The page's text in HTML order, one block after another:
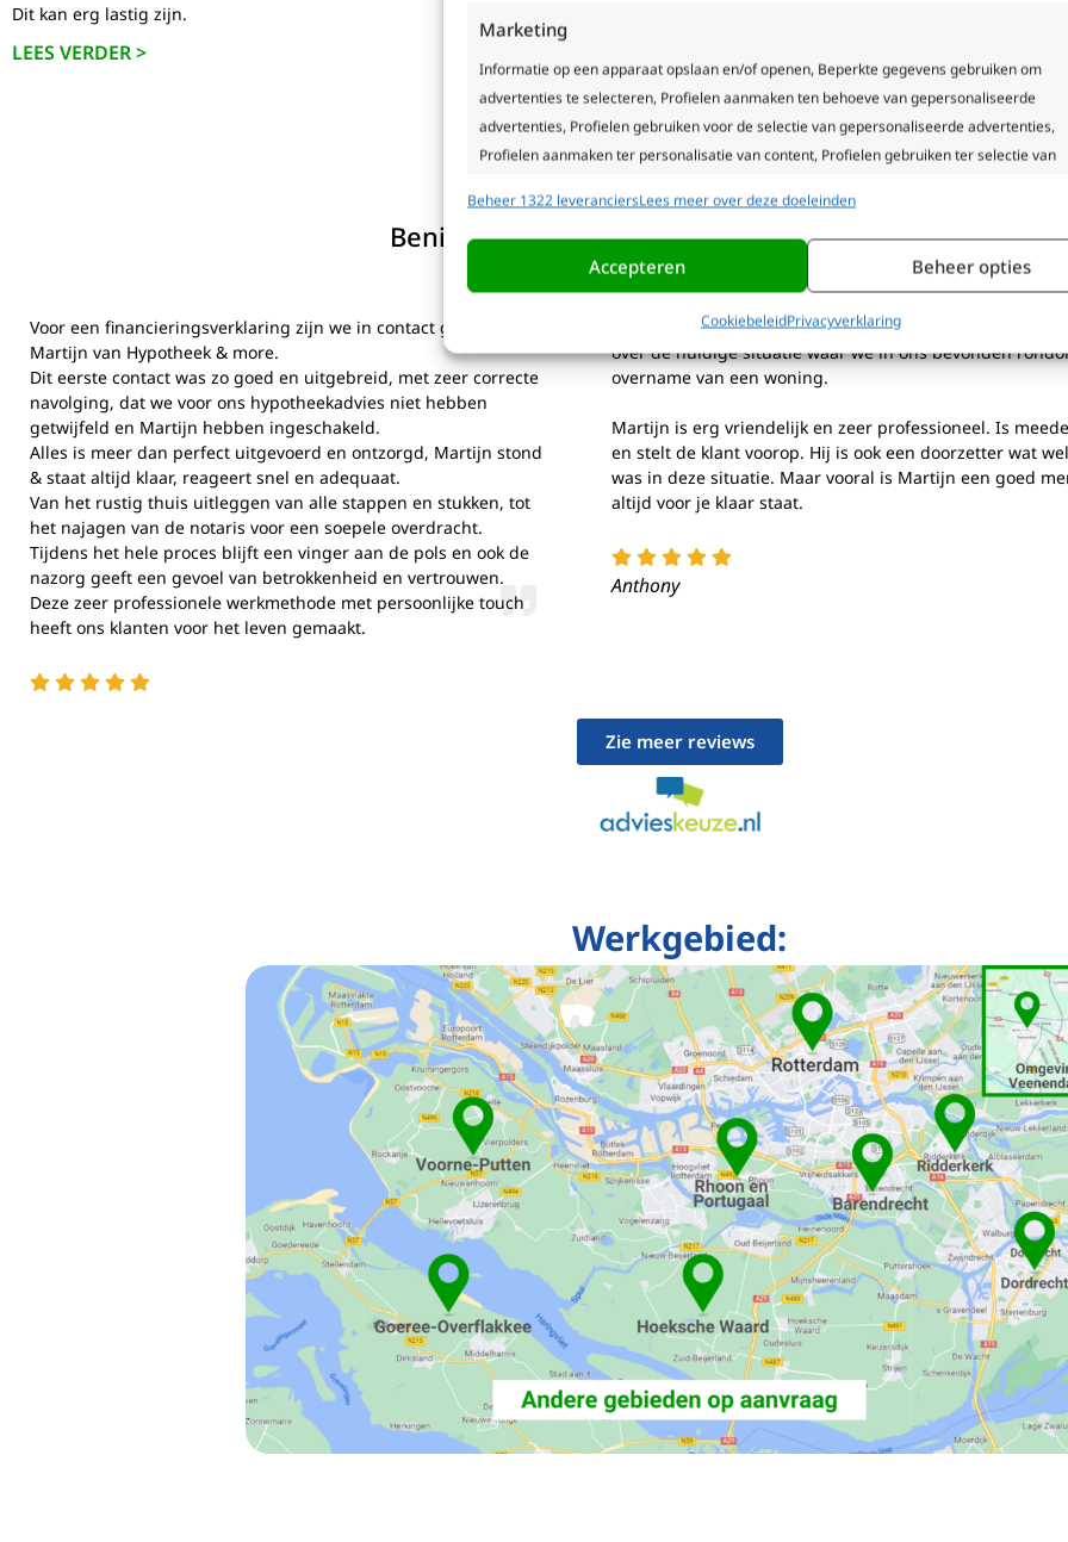
Marketing
Informatie op een apparaat opslaan en/of openen, Beperkte gegevens gebruiken om
advertenties te selecteren, Profielen aanmaken ten behoeve van gepersonaliseerde
advertenties, Profielen gebruiken voor de selectie van gepersonaliseerde advertenties,
Profielen aanmaken ter personalisatie van content, Profielen gebruiken ter selectie van
gebruiken om content te selecteren.
Toepassingen
Gegevens uit andere gegevensbronnen met elkaar matchen en combineren,
verzonden informatie.
Precieze geolocatiegegevens gebruiken, Apparaten identificeren op
van actief opgevraagde informatie.
Zorg dragen voor beveiliging, fraude voorkomen en detecteren
en fouten opsporen, Advertenties en content leveren en tonen.
Beheer 1322 leveranciersLees meer over deze doeleinden
Accepteren Beheer opties
CookiebeleidPrivacyverklaring
Dit kan erg lastig zijn.
LEES VERDER >
Bekijk onze diensten
Benieuwd wat klanten van Hypotheek & more
in de regio Ridderkerk vinden?
Voor een financieringsverklaring zijn we in contact gekomen met
Martijn van Hypotheek & more.
Dit eerste contact was zo goed en uitgebreid, met zeer correcte
navolging, dat we voor ons hypotheekadvies niet hebben
getwijfeld en Martijn hebben ingeschakeld.
Alles is meer dan perfect uitgevoerd en ontzorgd, Martijn stond
& staat altijd klaar, reageert snel en adequaat.
Van het rustig thuis uitleggen van alle stappen en stukken, tot
het najagen van de notaris voor een soepele overdracht.
Tijdens het hele proces blijft een vinger aan de pols en ook de
nazorg geeft een gevoel van betrokkenheid en vertrouwen.
Deze zeer professionele werkmethode met persoonlijke touch
heeft ons klanten voor het leven gemaakt.
Martijn heeft ons zeer goed geholpen met deskundig
over de huidige situatie waar we in ons bevonden
overname van een woning.
Martijn is erg vriendelijk en zeer professioneel. Is
en stelt de klant voorop. Hij is ook een doorzetter wat
was in deze situatie. Maar vooral is Martijn een goed
altijd voor je klaar staat.
Anthony
Zie meer reviews
Werkgebied: